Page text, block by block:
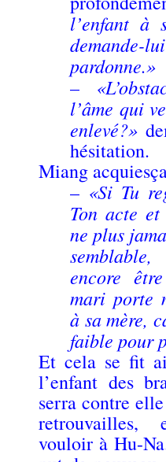
l’enfant à
pardonne.»
–
l’âme qui
enlevé?»
hésitation.
Miang
– «Si Tu
Ton acte
ne plus
encore
mari porte
à sa mère,
faible pour
Et cela se fit
l’enfant des
serra contre
vouloir à Hu-